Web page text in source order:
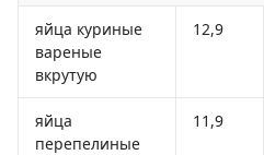
яйца куриные
вареные
вкрутую
12,9
яйца
перепелиные
11,9